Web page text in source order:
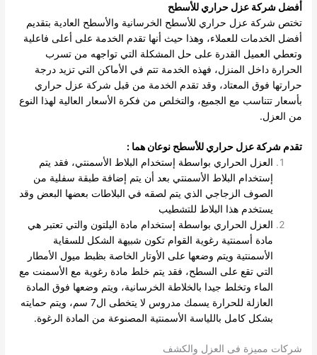
أفضل شركة عزل حراري للأسطح
تختص شركة عزل حراري للأسطح الخرسانية والأسطح العادية بتقديم
أفضل الخدمات للعملاء، وهذا حيث أنها تقدم الخدمة على أعلى فاعلية
وتعطي العميل القدرة على حل المشكلة التي تواجهه من تسرب
الحرارة داخل المنزل، فهذه الخدمة تتم في الأماكن التي تزيد درجة
حرارتها فوق المعتاد، وقد تقدم الخدمة من قبل شركة عزل حراري
بأسعار تتناسب مع الجميع، والتخلص من فكرة الأسعار العالية لهذا النوع
من العزل.
تقدم شركة عزل حراري للأسطح نوعان هما :
العزل الحراري بواسطة إستخدام البلاط الأسمنتي، فقد يتم
إستخدام البلاط الأسمنتي بعد أن يتم إضافة طبقة سفلية من
الصوف الزجاجي الذي يتم لصقه في البلاطات بعضها البعض وقد
يستخدم هذا البلاط للتشطيب
العزل الحراري بواسطة إستخدام مادة اليلتون والتي تعتبر هي
مادة أسمنتية رغوية القوام تكون شبيهة الشكل للسقاية
الأسمنتية ويتم وضعها على الأوتار الخاصة بظبط ميول الأمطار
التي تقع على السطح، فقد يتم خلط مادة رغوية مع الأسمنت مع
الماء وتخلط جيدا بالخلاطة الخرسانية، ويتم وضعها فوق المادة
العازلة للحرارة يسمك مدروس لا يتخطى ال7 سم، ويتم حمايته
بشكل كامل باللياسة الأسمنتية المصنوعة من المادة الرغوة.
شركات مميزة فى العزل والكشف